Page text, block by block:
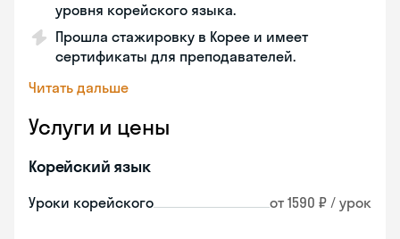
уровня корейского языка.
Прошла стажировку в Корее и имеет
сертификаты для преподавателей.
Читать дальше
Услуги и цены
Корейский язык
Уроки корейского от 1590 ₽ / урок